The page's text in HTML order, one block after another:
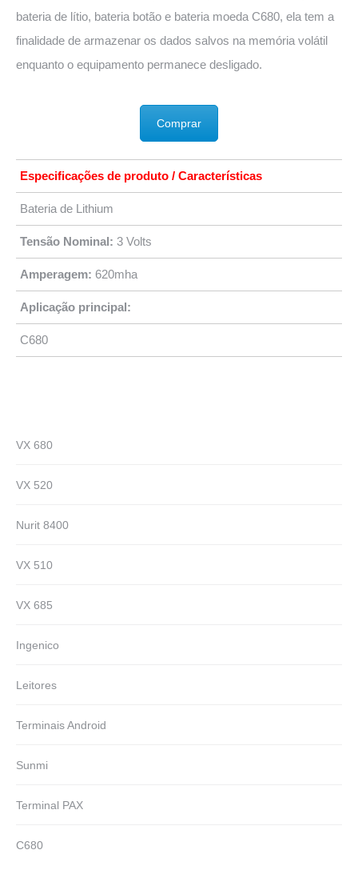
bateria de lítio, bateria botão e bateria moeda C680, ela tem a
finalidade de armazenar os dados salvos na memória volátil
enquanto o equipamento permanece desligado.
Comprar
Especificações de produto / Características
Bateria de Lithium
Tensão Nominal: 3 Volts
Amperagem: 620mha
Aplicação principal:
C680
VX 680
VX 520
Nurit 8400
VX 510
VX 685
Ingenico
Leitores
Terminais Android
Sunmi
Terminal PAX
C680